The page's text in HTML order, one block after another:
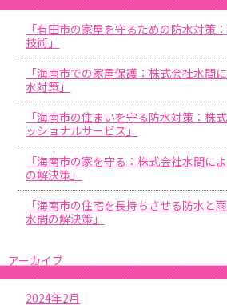
「有田市の家屋を守るための防水対策
技術」
「海南市での家屋保護：株式会社水間
水対策」
「海南市の住まいを守る防水対策：株
ッショナルサービス」
「海南市の家を守る：株式会社水間に
の解決策」
「海南市の住宅を長持ちさせる防水と
水間の解決策」
アーカイブ
2024年2月